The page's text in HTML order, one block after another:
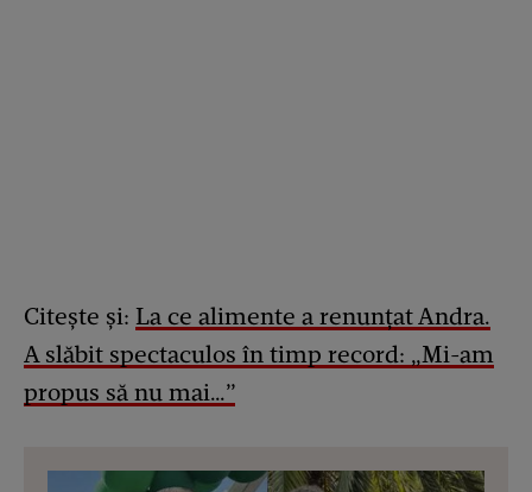
Citește și: La ce alimente a renunțat Andra.
A slăbit spectaculos în timp record: „Mi-am
propus să nu mai…”